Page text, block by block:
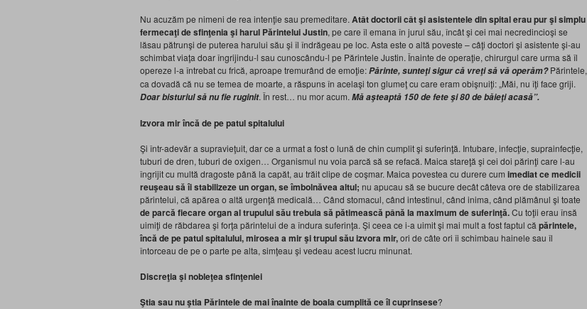
Nu acuzăm pe nimeni de rea intenţie sau premeditare. Atât doctorii cât şi asistentele din spital erau pur şi simplu
fermecaţi de sfinţenia şi harul Părintelui Justin, pe care îl emana în jurul său, încât şi cei mai necredincioşi se
lăsau pătrunşi de puterea harului său şi îl îndrăgeau pe loc. Asta este o altă poveste – câţi doctori şi asistente şi-au
schimbat viaţa doar îngrijindu-l sau cunoscându-l pe Părintele Justin. Înainte de operaţie, chirurgul care urma să îl
opereze l-a întrebat cu frică, aproape tremurând de emoţie:Părinte, sunteţi sigur că vreţi să vă operăm?Părintele,
ca dovadă că nu se temea de moarte, a răspuns în acelaşi ton glumeţ cu care eram obişnuiţi: „Măi, nu îţi face griji.
Doar bisturiul să nu fieruginit. În rest… nu mor acum. Mă aşteaptă 150 de fete şi 80 de băieţi acasă”.
Izvora mir încă de pe patul spitalului
Şi într-adevăr a supravieţuit, dar ce a urmat a fost o lună de chin cumplit şi suferinţă. Intubare, infecţie, suprainfecţie,
tuburi de dren, tuburi de oxigen… Organismul nu voia parcă să se refacă. Maica stareţă şi cei doi părinţi care l-au
îngrijit cu multă dragoste până la capăt, au trăit clipe de coşmar. Maica povestea cu durere cum imediat cemedicii
reuşeau să îi stabilizeze un organ, se îmbolnăvea altul; nu apucau să se bucure decât câteva ore de stabilizarea
părintelui, că apărea o altă urgenţă medicală… Când stomacul, când intestinul, când inima, când plămânul şi toate
de parcă fiecare organ al trupului său trebuia să pătimească până la maximum de suferinţă.Cu toţii erau însă
uimiţi de răbdarea şi forţa părintelui de a îndura suferinţa. Şi ceea ce i-a uimit şi mai mult a fost faptul că părintele,
încă de pe patul spitalului, mirosea a mir şi trupul său izvora mir,ori de câte ori îi schimbau hainele sau îl
întorceau de pe o parte pe alta, simţeau şi vedeau acest lucru minunat.
Discreţia şi nobleţea sfinţeniei
Ştia sau nu ştia Părintele de mai înainte de boala cumplită ce îl cuprinsese?